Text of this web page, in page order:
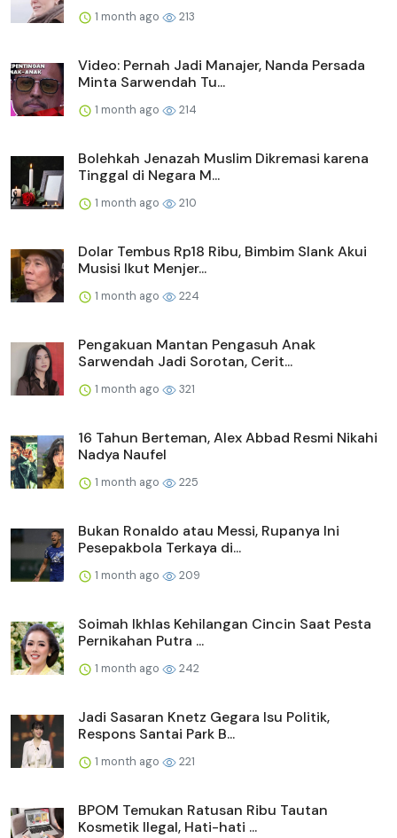
1 month ago 213
Video: Pernah Jadi Manajer, Nanda Persada
Minta Sarwendah Tu...
1 month ago 214
Bolehkah Jenazah Muslim Dikremasi karena
Tinggal di Negara M...
1 month ago 210
Dolar Tembus Rp18 Ribu, Bimbim Slank Akui
Musisi Ikut Menjer...
1 month ago 224
Pengakuan Mantan Pengasuh Anak
Sarwendah Jadi Sorotan, Cerit...
1 month ago 321
16 Tahun Berteman, Alex Abbad Resmi Nikahi
Nadya Naufel
1 month ago 225
Bukan Ronaldo atau Messi, Rupanya Ini
Pesepakbola Terkaya di...
1 month ago 209
Soimah Ikhlas Kehilangan Cincin Saat Pesta
Pernikahan Putra ...
1 month ago 242
Jadi Sasaran Knetz Gegara Isu Politik,
Respons Santai Park B...
1 month ago 221
BPOM Temukan Ratusan Ribu Tautan
Kosmetik Ilegal, Hati-hati ...